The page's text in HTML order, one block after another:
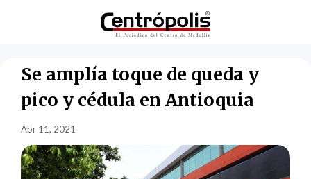
Se amplía toque de queda y
pico y cédula en Antioquia
Abr 11, 2021